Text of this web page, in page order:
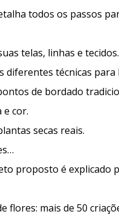
todos os passos
telas, linhas e tecidos.
diferentes técnicas
de bordado
e cor.
secas reais.
proposto é explicado
flores: mais de 50